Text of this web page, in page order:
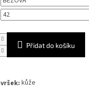
Přidat do košíku
kůže